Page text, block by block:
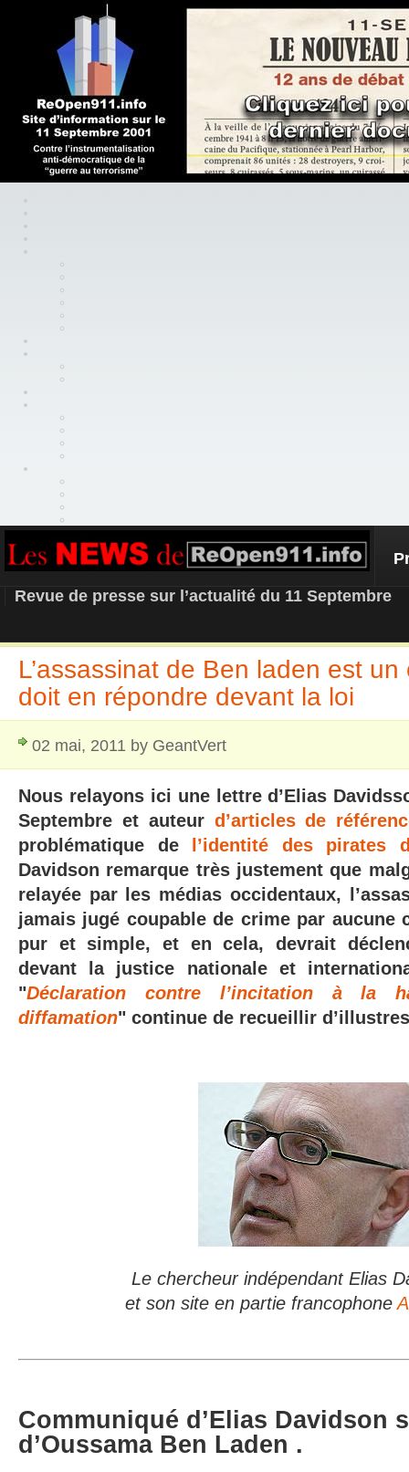
REOPEN911 – NEWS
Revue de presse sur l’actualité du 11 Septembre
L’assassinat de Ben laden est
doit en répondre devant la loi
02 mai, 2011 by GeantVert
Nous relayons ici une lettre d’Elias
Septembre et auteur d’articles de
problématique de
l’identité des pirates
Davidson remarque très justement que
relayée par les médias occidentaux,
jamais jugé coupable de crime par aucune
pur et simple, et en cela, devrait
devant la justice nationale et
"Déclaration contre l’incitation à la
diffamation" continue de recueillir
Le chercheur indépendant Elias
et son site en partie francophone
Communiqué d’Elias Davidson
d’Oussama Ben Laden .